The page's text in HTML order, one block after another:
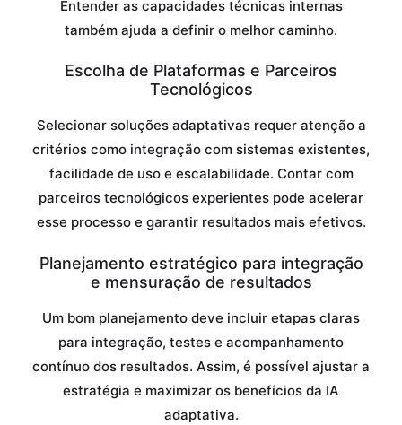
Entender as capacidades técnicas internas
também ajuda a definir o melhor caminho.
Escolha de Plataformas e Parceiros
Tecnológicos
Selecionar soluções adaptativas requer atenção a
critérios como integração com sistemas existentes,
facilidade de uso e escalabilidade. Contar com
parceiros tecnológicos experientes pode acelerar
esse processo e garantir resultados mais efetivos.
Planejamento estratégico para integração
e mensuração de resultados
Um bom planejamento deve incluir etapas claras
para integração, testes e acompanhamento
contínuo dos resultados. Assim, é possível ajustar a
estratégia e maximizar os benefícios da IA
adaptativa.